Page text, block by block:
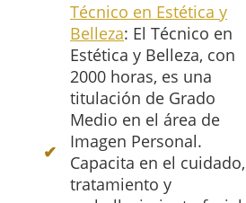
Técnico en Estética y
Belleza: El Técnico en
Estética y Belleza, con
2000 horas, es una
titulación de Grado
Medio en el área de
Imagen Personal.
Capacita en el cuidado,
tratamiento y